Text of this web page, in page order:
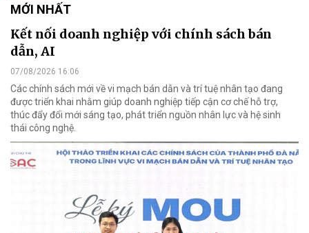
MỚI NHẤT
Kết nối doanh nghiệp với chính sách bán
dẫn, AI
07/08/2026 16:06
Các chính sách mới về vi mạch bán dẫn và trí tuệ nhân tạo đang
được triển khai nhằm giúp doanh nghiệp tiếp cận cơ chế hỗ trợ,
thúc đẩy đổi mới sáng tạo, phát triển nguồn nhân lực và hệ sinh
thái công nghệ.